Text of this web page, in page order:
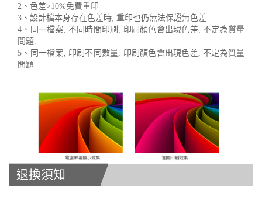
2、色差>10%免費重印
3、設計檔本身存在色差時, 重印也仍無法保證無色差
4、同一檔案, 不同時間印刷, 印刷顏色會出現色差, 不定為質量
問題.
5、同一檔案, 印刷不同數量, 印刷顏色會出現色差, 不定為質量
問題.
退換須知